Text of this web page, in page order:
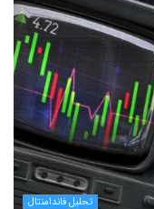
تحلیل فاندامنتال